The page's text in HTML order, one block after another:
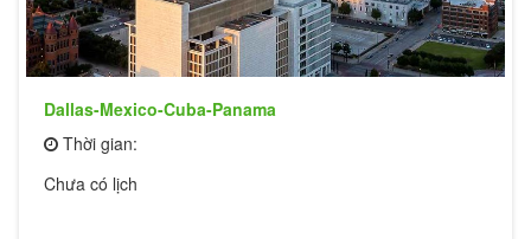
Dallas-Mexico-Cuba-Panama
Thời gian:
Chưa có lịch